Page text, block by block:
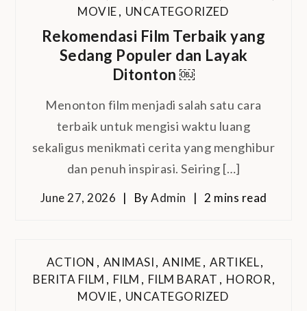
MOVIE, UNCATEGORIZED
Rekomendasi Film Terbaik yang
Sedang Populer dan Layak
Ditonton ￼
Menonton film menjadi salah satu cara
terbaik untuk mengisi waktu luang
sekaligus menikmati cerita yang menghibur
dan penuh inspirasi. Seiring […]
June 27, 2026 ByAdmin 2 mins read
ACTION , ANIMASI, ANIME, ARTIKEL,
BERITA FILM , FILM , FILM BARAT , HOROR,
MOVIE, UNCATEGORIZED